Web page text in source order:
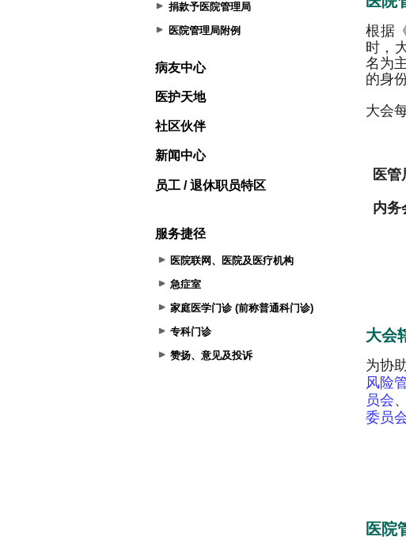
捐款予医院管理局
医院管理局附例
病友中心
医护天地
社区伙伴
新闻中心
员工 / 退休职员特区
服务捷径
医院联网、医院及医疗机构
急症室
家庭医学门诊 (前称普通科门诊)
专科门诊
赞扬、意见及投诉